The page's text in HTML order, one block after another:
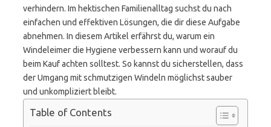
verhindern. Im hektischen Familienalltag suchst du nach
einfachen und effektiven Lösungen, die dir diese Aufgabe
abnehmen. In diesem Artikel erfährst du, warum ein
Windeleimer die Hygiene verbessern kann und worauf du
beim Kauf achten solltest. So kannst du sicherstellen, dass
der Umgang mit schmutzigen Windeln möglichst sauber
und unkompliziert bleibt.
Table of Contents